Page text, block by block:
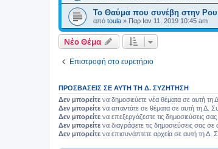
Το Θαύμα που συνέβη στην
από toula » Παρ Ιαν 11, 2019 10:45 am
Νέο Θέμα
Επιστροφή στο ευρετήριο
ΠΡΟΣΒΆΣΕΙΣ ΣΕ ΑΥΤΉ ΤΗ Δ. ΣΥΖΉΤΗΣΗ
Δεν μπορείτε να δημοσιεύετε νέα θέματα σε αυτή τη
Δεν μπορείτε να απαντάτε σε θέματα σε αυτή τη Δ.
Δεν μπορείτε να επεξεργάζεστε τις δημοσιεύσεις
Δεν μπορείτε να διαγράφετε τις δημοσιεύσεις σας
Δεν μπορείτε να επισυνάπτετε αρχεία σε αυτή τη Δ.